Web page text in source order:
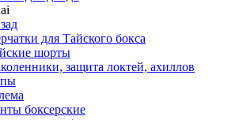
для Тайского бокса
шорты
защита локтей, ахиллов
боксерские